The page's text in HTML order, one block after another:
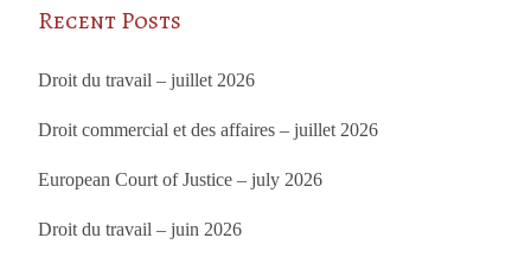
Recent Posts
Droit du travail – juillet 2026
Droit commercial et des affaires – juillet 2026
European Court of Justice – july 2026
Droit du travail – juin 2026